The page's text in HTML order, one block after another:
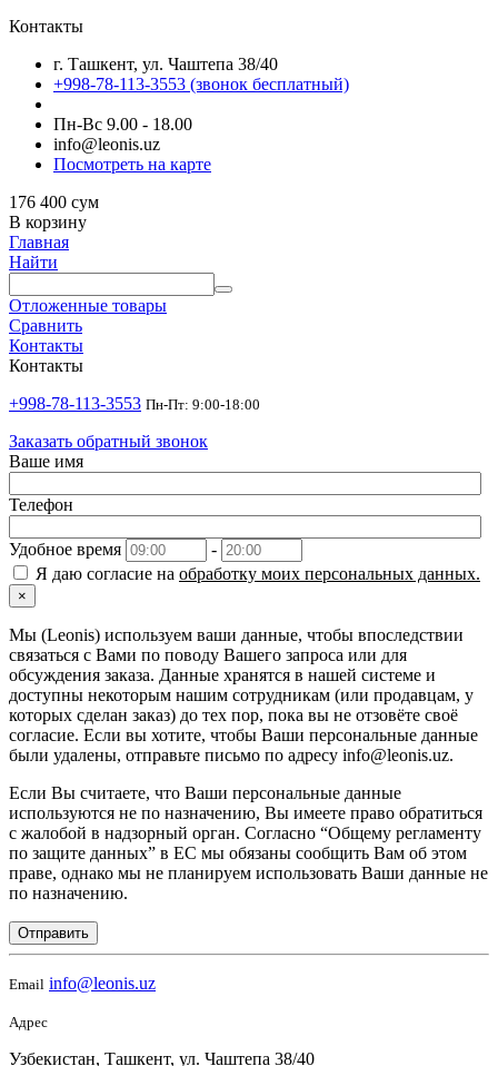
Контакты
г. Ташкент, ул. Чаштепа 38/40
+998-78-113-3553 (звонок бесплатный)
Пн-Вс 9.00 - 18.00
info@leonis.uz
Посмотреть на карте
176 400 сум
В корзину
Главная
Найти
Отложенные товары
Сравнить
Контакты
Контакты
+998-78-113-3553 Пн-Пт: 9:00-18:00
Заказать обратный звонок
Ваше имя
Телефон
Удобное время
-
Я даю согласие на обработку моих персональных данных.
×
Мы (Leonis) используем ваши данные, чтобы впоследствии
связаться с Вами по поводу Вашего запроса или для
обсуждения заказа. Данные хранятся в нашей системе и
доступны некоторым нашим сотрудникам (или продавцам, у
которых сделан заказ) до тех пор, пока вы не отзовёте своё
согласие. Если вы хотите, чтобы Ваши персональные данные
были удалены, отправьте письмо по адресу info@leonis.uz.
Если Вы считаете, что Ваши персональные данные
используются не по назначению, Вы имеете право обратиться
с жалобой в надзорный орган. Согласно “Общему регламенту
по защите данных” в ЕС мы обязаны сообщить Вам об этом
праве, однако мы не планируем использовать Ваши данные не
по назначению.
Отправить
Email info@leonis.uz
Адрес
Узбекистан, Ташкент, ул. Чаштепа 38/40